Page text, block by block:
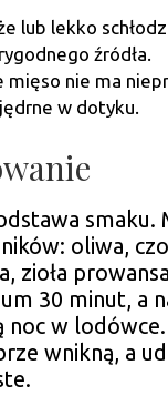
lub lekko
źródła.
mięso nie ma
w dotyku.
smaku.
oliwa,
zioła
30 minut, a
noc w
wnikną, a